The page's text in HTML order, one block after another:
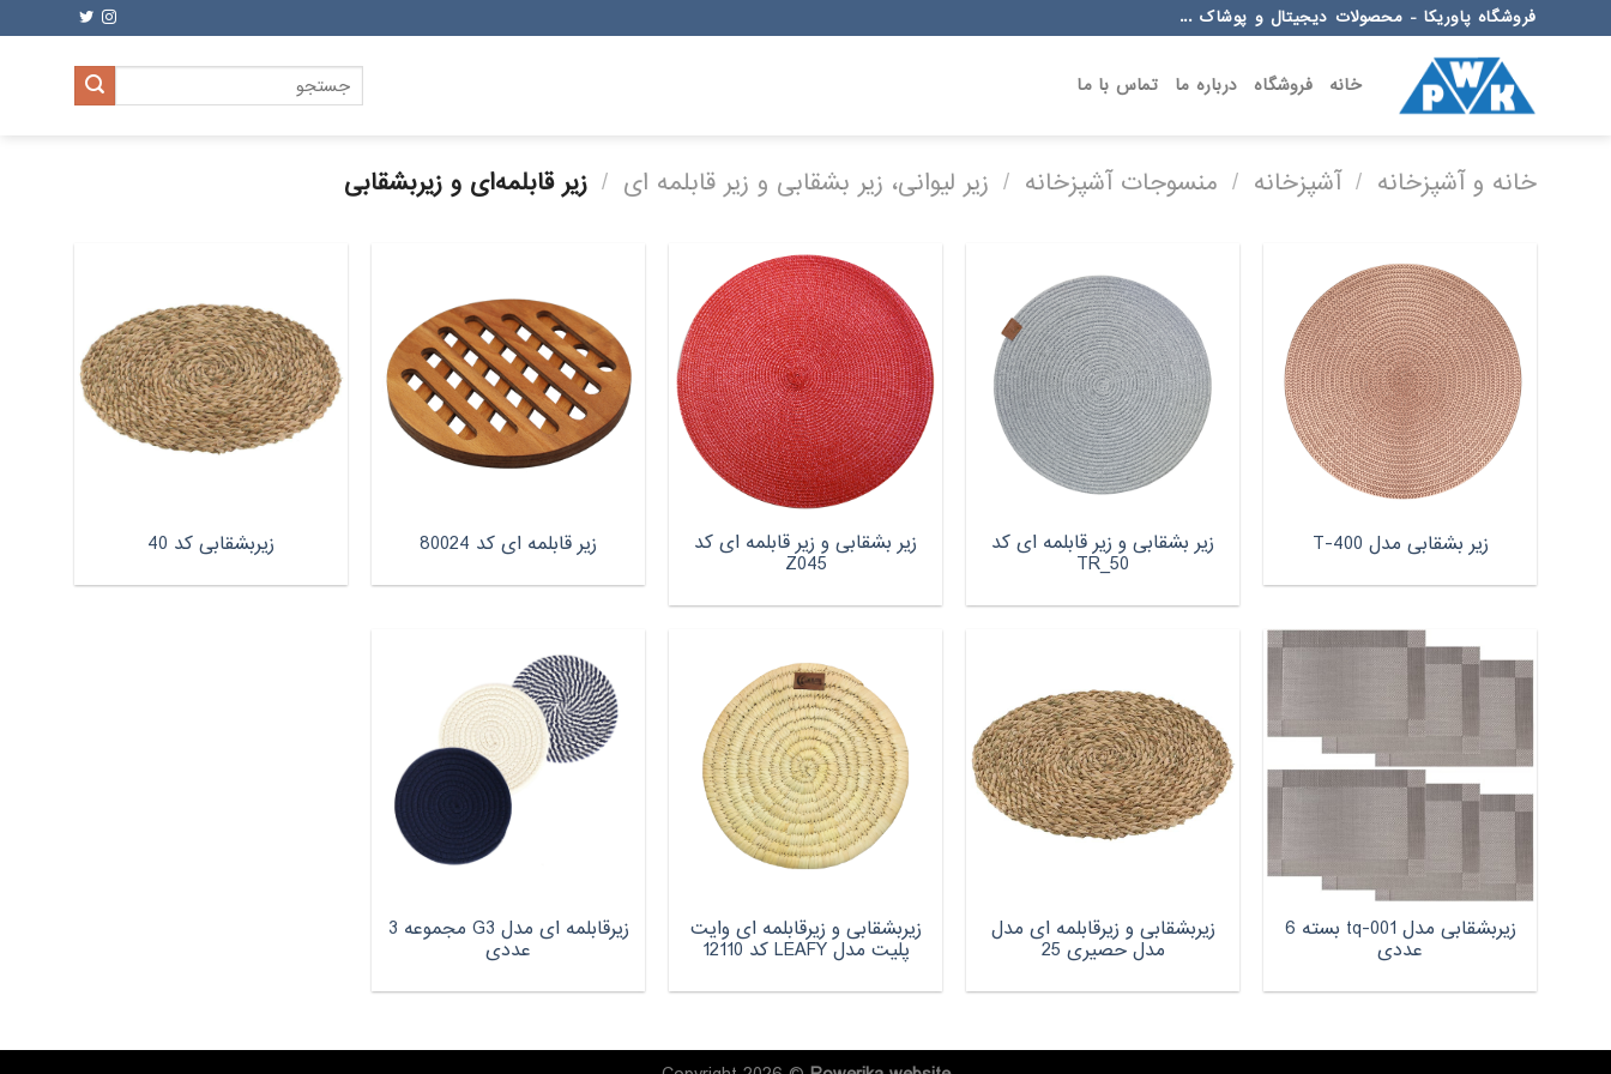
to
فروشگاه پاوریکا - محصولات دیجیتال و پوشاک ...
خانه فروشگاه درباره ما تماس با ما
جستجو
برای:
خانه و آشپزخانه / آشپزخانه / منسوجات آشپزخانه / زیر لیوانی، زیر بشقابی و زیر قابلمه ای / زیر قابلمه‌ای و زیربشقابی
زیر بشقابی مدل T-400 زیر بشقابی و زیر قابلمه ای کد
TR_50
زیر بشقابی و زیر قابلمه ای کد
Z045
زیر قابلمه ای کد 80024 زیربشقابی کد 40
زیربشقابی مدل tq-001 بسته 6
عددی
زیربشقابی و زیرقابلمه ای مدل
مدل حصیری 25
زیربشقابی و زیرقابلمه ای وایت
پلیت مدل LEAFY کد 12110
زیرقابلمه ای مدل G3 مجموعه 3
عددی